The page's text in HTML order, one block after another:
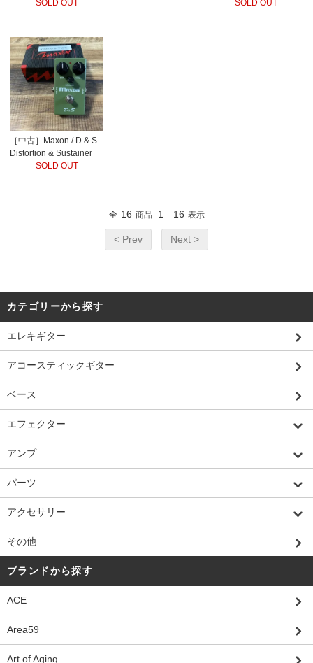
SOLD OUT
SOLD OUT
［中古］Maxon / D & S
Distortion & Sustainer
SOLD OUT
全 16 商品 1 - 16 表示
< Prev Next >
カテゴリーから探す
エレキギター
アコースティックギター
ベース
エフェクター
アンプ
パーツ
アクセサリー
その他
ブランドから探す
ACE
Area59
Art of Aging